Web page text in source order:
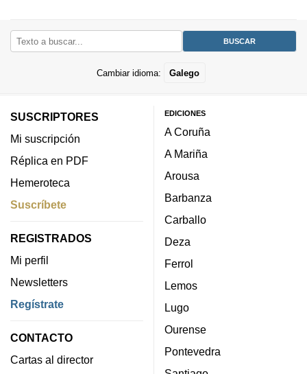
Cambiar idioma: Galego
SUSCRIPTORES
Mi suscripción
Réplica en PDF
Hemeroteca
Suscríbete
REGISTRADOS
Mi perfil
Newsletters
Regístrate
CONTACTO
Cartas al director
EDICIONES
A Coruña
A Mariña
Arousa
Barbanza
Carballo
Deza
Ferrol
Lemos
Lugo
Ourense
Pontevedra